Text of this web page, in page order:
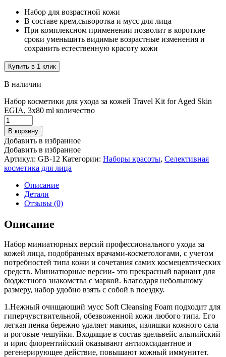
Набор для возрастной кожи
В составе крем,сыворотка и мусс для лица
При комплексном применении позволит в короткие
сроки уменьшить видимые возрастные изменения и
сохранить естественную красоту кожи
Купить в 1 клик
В наличии
Набор косметики для ухода за кожей Travel Kit for Aged Skin
EGIA, 3х80 ml количество
В корзину
Добавить в избранное
Добавить в избранное
Артикул: GB-12 Категории: Наборы красоты, Селективная
косметика для лица
Описание
Детали
Отзывы (0)
Описание
Набор миниатюрных версий профессионального ухода за
кожей лица, подобранных врачами-косметологами, с учетом
потребностей типа кожи и сочетания самих космецевтических
средств. Миниатюрные версии- это прекрасный вариант для
бюджетного знакомства с маркой. Благодаря небольшому
размеру, набор удобно взять с собой в поездку.
1.Нежный очищающий мусс Soft Cleansing Foam подходит для
гиперчувствительной, обезвоженной кожи любого типа. Его
легкая пенка бережно удаляет макияж, излишки кожного сала
и роговые чешуйки. Входящие в состав эдельвейс альпийский
и ирис флорентийский оказывают антиоксидантное и
регенерирующее действие, повышают кожный иммунитет.